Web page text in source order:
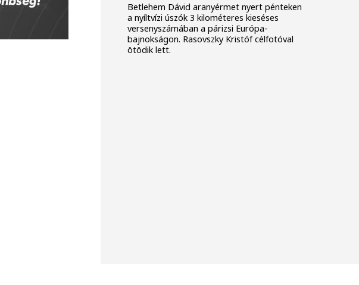
Betlehem Dávid aranyérmet nyert pénteken
a nyíltvízi úszók 3 kilométeres kieséses
versenyszámában a párizsi Európa-
bajnokságon. Rasovszky Kristóf célfotóval
ötödik lett.